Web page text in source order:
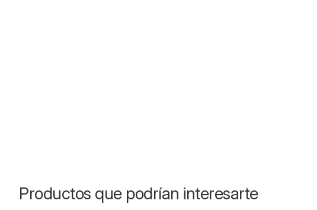
Productos que podrían interesarte